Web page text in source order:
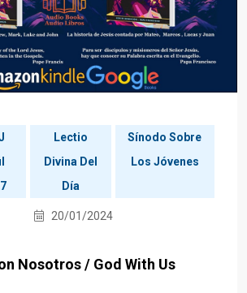
Lectio
Divina Del
Día
Sínodo Sobre
Los Jóvenes
20/01/2024
Nosotros / God With Us